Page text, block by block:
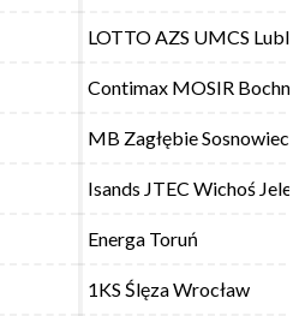
LOTTO AZS UMCS
Contimax MOSIR
MB Zagłębie Sosnowiec
Isands JTEC Wichoś
Energa Toruń
1KS Ślęza Wrocław
LOTTO AZS UMCS
Contimax MOSIR
MB Zagłębie Sosnowiec
Isands JTEC Wichoś
Energa Toruń
1KS Ślęza Wrocław